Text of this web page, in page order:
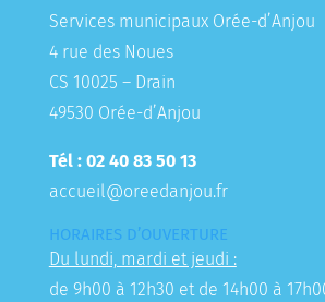
Services municipaux Orée-d’Anjou
4 rue des Noues
CS 10025 – Drain
49530 Orée-d’Anjou
Tél : 02 40 83 50 13
accueil@oreedanjou.fr
HORAIRES D’OUVERTURE
Du lundi, mardi et jeudi :
de 9h00 à 12h30 et de 14h00 à